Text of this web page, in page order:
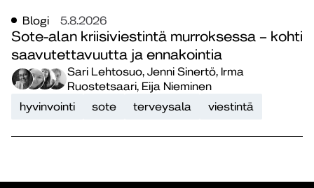
Blogi 5.8.2026
Sote-alan kriisiviestintä murroksessa – kohti
saavutettavuutta ja ennakointia
Sari Lehtosuo, Jenni Sinertö, Irma
Ruostetsaari, Eija Nieminen
hyvinvointi
sote terveysala viestintä